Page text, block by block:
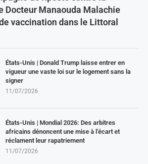
Docteur Manaouda Malachie
vaccination dans le Littoral
États-Unis | Donald Trump laisse entrer en
vigueur une vaste loi sur le logement sans la
signer
11/07/2026
États-Unis | Mondial 2026: Des arbitres
africains dénoncent une mise à l’écart et
réclament leur rapatriement
11/07/2026